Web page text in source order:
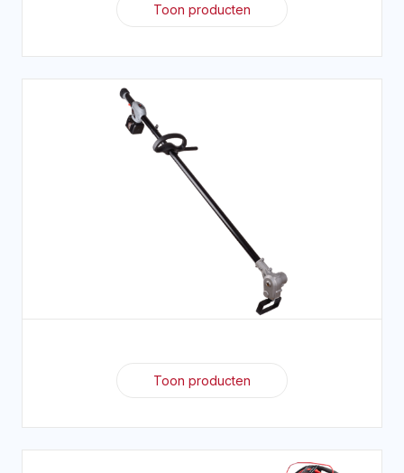
Toon producten
Toon producten